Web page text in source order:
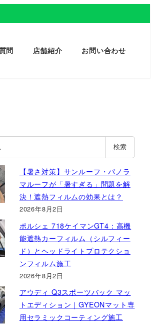
問 店舗紹介 お問い合わせ
検索
【暑さ対策】サンルーフ・パノラ
マルーフが「暑すぎる」問題を解
決！遮熱フィルムの効果とは？
2026年8月2日
ポルシェ 718ケイマンGT4：高機
能遮熱カーフィルム（シルフィー
ド）とヘッドライトプロテクショ
ンフィルム施工
2026年8月2日
アウディ Q3スポーツバック マッ
トエディション｜GYEONマット専
用セラミックコーティング施工